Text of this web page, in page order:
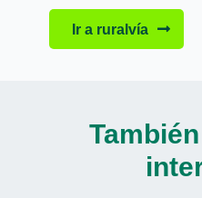
Ir a ruralvía